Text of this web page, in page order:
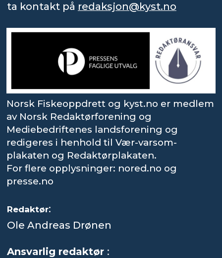
ta kontakt på redaksjon@kyst.no
Norsk Fiskeoppdrett og kyst.no er medlem
av Norsk Redaktørforening og
Mediebedriftenes landsforening og
redigeres i henhold til Vær-varsom-
plakaten og Redaktørplakaten.
For flere opplysninger: nored.no og
presse.no
Redaktør:
Ole Andreas Drønen
Ansvarlig redaktør :